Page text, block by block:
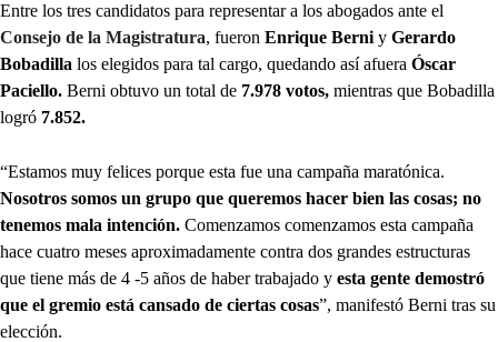
Entre los tres candidatos para representar a los abogados ante el
Consejo de la Magistratura, fueron Enrique Berni y Gerardo
Bobadilla los elegidos para tal cargo, quedando así afuera Óscar
Paciello. Berni obtuvo un total de 7.978 votos, mientras que Bobadilla
logró 7.852.
“Estamos muy felices porque esta fue una campaña maratónica.
Nosotros somos un grupo que queremos hacer bien las cosas; no
tenemos mala intención. Comenzamos comenzamos esta campaña
hace cuatro meses aproximadamente contra dos grandes estructuras
que tiene más de 4 -5 años de haber trabajado y esta gente demostró
que el gremio está cansado de ciertas cosas”, manifestó Berni tras su
elección.